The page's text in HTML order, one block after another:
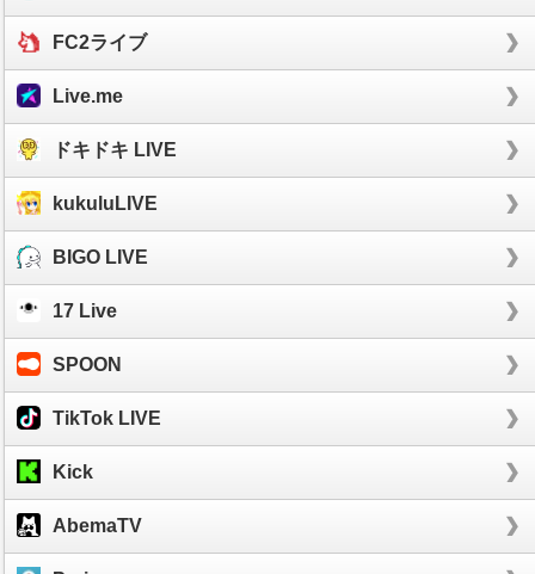
FC2ライブ
Live.me
ドキドキ LIVE
kukuluLIVE
BIGO LIVE
17 Live
SPOON
TikTok LIVE
Kick
AbemaTV